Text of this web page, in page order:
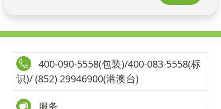
400-090-5558(包装)/400-083-5558(标
识)/ (852) 29946900(港澳台)
服务